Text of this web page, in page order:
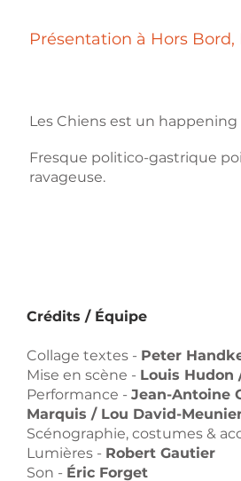
Présentation à Hors
Les Chiens est un
Fresque politico-gastrique
ravageuse.
Crédits / Équipe
Collage textes - Peter
Mise en scène - Louis Hudon
Performance - Jean-Antoine
Marquis / Lou David-
Scénographie, costumes &
Lumières - Robert Gautier
Son - Éric Forget